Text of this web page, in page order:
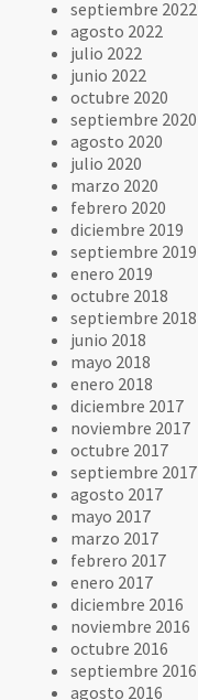
septiembre 2022
agosto 2022
julio 2022
junio 2022
octubre 2020
septiembre 2020
agosto 2020
julio 2020
marzo 2020
febrero 2020
diciembre 2019
septiembre 2019
enero 2019
octubre 2018
septiembre 2018
junio 2018
mayo 2018
enero 2018
diciembre 2017
noviembre 2017
octubre 2017
septiembre 2017
agosto 2017
mayo 2017
marzo 2017
febrero 2017
enero 2017
diciembre 2016
noviembre 2016
octubre 2016
septiembre 2016
agosto 2016